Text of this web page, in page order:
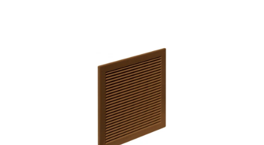
ZVLHČOVAČE VZDUCHU PRŮMYSLOVÉ
NAHŘÍVACÍ POLŠTÁŘEK S LÁVOVÝM PÍSKEM